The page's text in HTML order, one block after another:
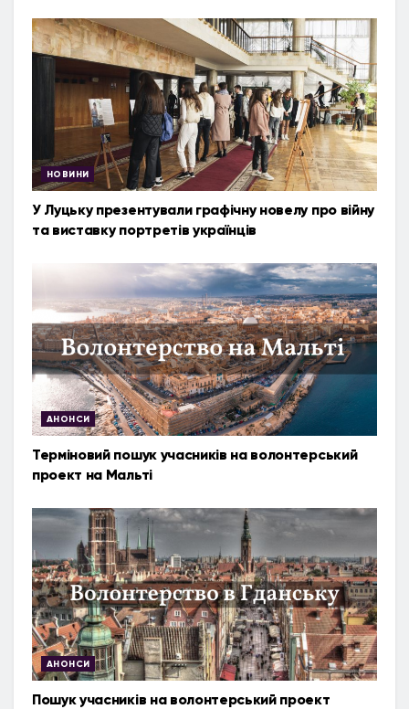
НОВИНИ
У Луцьку презентували графічну новелу про війну
та виставку портретів українців
АНОНСИ
Терміновий пошук учасників на волонтерський
проект на Мальті
АНОНСИ
Пошук учасників на волонтерський проект